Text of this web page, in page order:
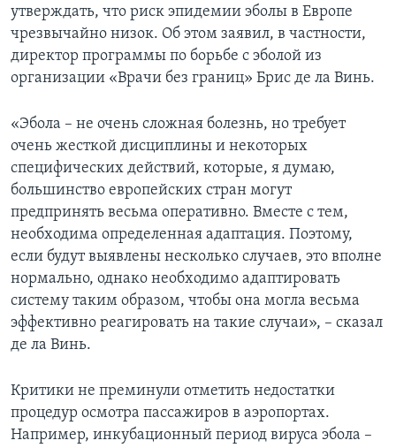
утверждать, что риск эпидемии эболы в Европе
чрезвычайно низок. Об этом заявил, в частности,
директор программы по борьбе с эболой из
организации «Врачи без границ» Брис де ла Винь.
«Эбола – не очень сложная болезнь, но требует
очень жесткой дисциплины и некоторых
специфических действий, которые, я думаю,
большинство европейских стран могут
предпринять весьма оперативно. Вместе с тем,
необходима определенная адаптация. Поэтому,
если будут выявлены несколько случаев, это вполне
нормально, однако необходимо адаптировать
систему таким образом, чтобы она могла весьма
эффективно реагировать на такие случаи», – сказал
де ла Винь.
Критики не преминули отметить недостатки
процедур осмотра пассажиров в аэропортах.
Например, инкубационный период вируса эбола –